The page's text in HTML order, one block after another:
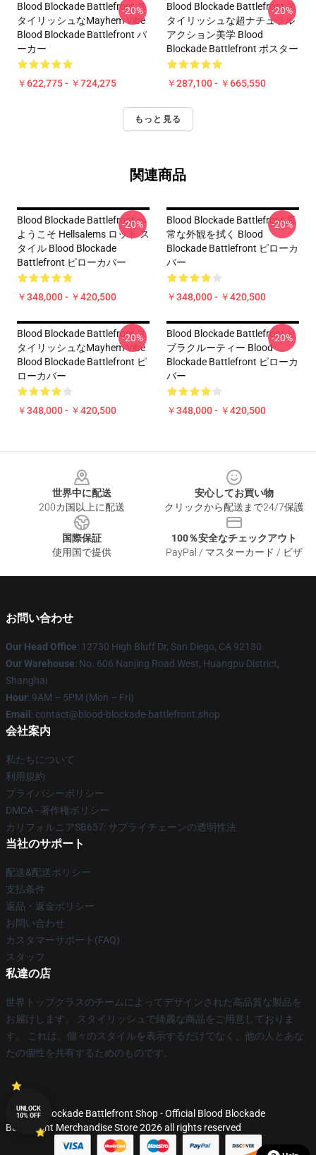
Blood Blockade Battlefront ス
タイリッシュなMayhem Vibe
Blood Blockade Battlefront パ
ーカー
￥622,775 - ￥724,275
-20%
Blood Blockade Battlefront ス
タイリッシュな超ナチュラル
アクション美学 Blood
Blockade Battlefront ポスター
￥287,100 - ￥665,550
-20%
もっと見る
関連商品
Blood Blockade Battlefront へ
ようこそ Hellsalems ロット ス
タイル Blood Blockade
Battlefront ピローカバー
￥348,000 - ￥420,500
-20%
Blood Blockade Battlefront 異
常な外観を拭く Blood
Blockade Battlefront ピローカ
バー
￥348,000 - ￥420,500
-20%
Blood Blockade Battlefront ス
タイリッシュなMayhem Vibe
Blood Blockade Battlefront ピ
ローカバー
￥348,000 - ￥420,500
-20%
Blood Blockade Battlefront リ
ブラクルーティー Blood
Blockade Battlefront ピローカ
バー
￥348,000 - ￥420,500
-20%
世界中に配送
200カ国以上に配送
安心してお買い物
クリックから配送まで24/7保護
国際保証
使用国で提供
100％安全なチェックアウト
PayPal / マスターカード / ビザ
お問い合わせ
Our Head Office: 12730 High Bluff Dr, San Diego, CA 92130
Our Warehouse: No. 606 Nanjing Road West, Huangpu District,
Shanghai
Hour: 9AM – 5PM (Mon – Fri)
Email : contact@blood-blockade-battlefront.shop
会社案内
私たちについて
利用規約
プライバシーポリシー
DMCA - 著作権ポリシー
カリフォルニアSB657: サプライチェーンの透明性法
当社のサポート
配送&配送ポリシー
支払条件
返品・返金ポリシー
お問い合わせ
カスタマーサポート(FAQ)
スタッフ
私達の店
世界トップクラスのチームによってデザインされた高品質な製品を
お届けします。 スタイリッシュで綺麗な商品をご用意しておりま
す。 これは、個々のスタイルを表示するだけでなく、他の人とあな
たの個性を共有するためのものです。
© Blood Blockade Battlefront Shop - Official Blood Blockade
Battlefront Merchandise Store 2026 all rights reserved
UNLOCK
10% OFF